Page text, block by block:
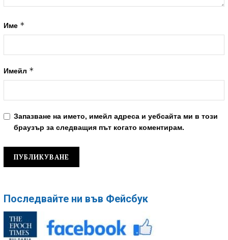
Име *
Имейл *
Запазване на името, имейл адреса и уебсайта ми в този
браузър за следващия път когато коментирам.
Последвайте ни във Фейсбук